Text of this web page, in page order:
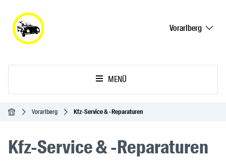
Vorarlberg
MENÜ
StartseiteVorarlberg Kfz-Service & -Reparaturen
Kfz-Service & -Reparaturen